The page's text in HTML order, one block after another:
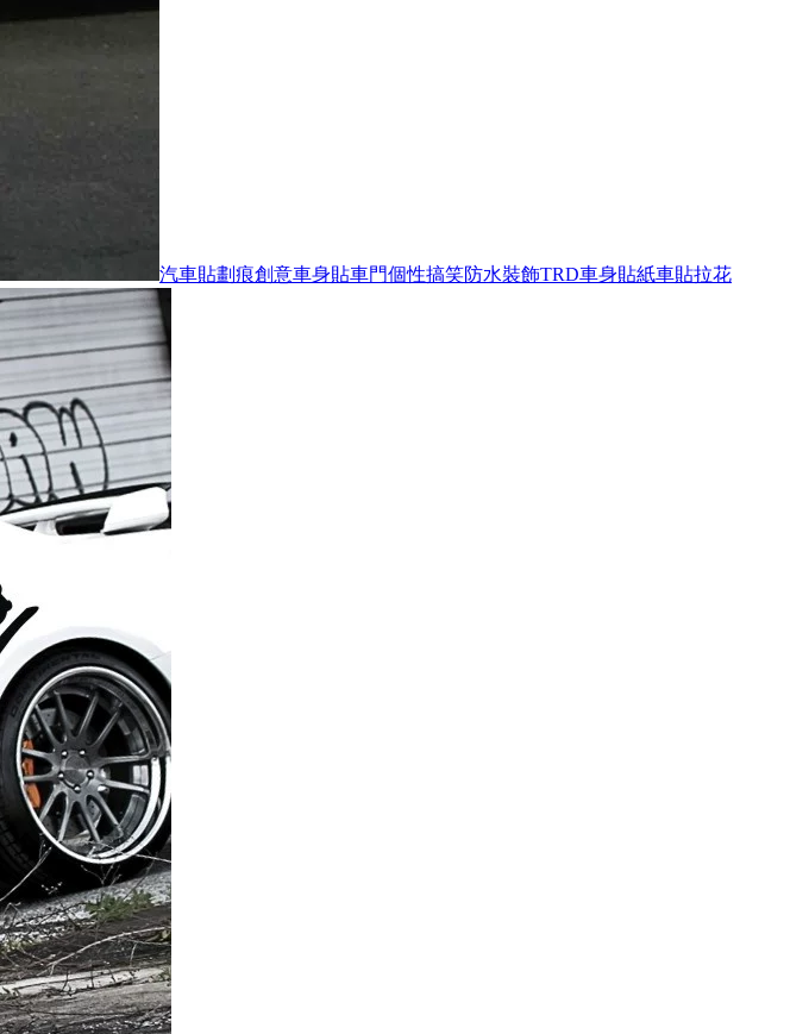
汽車貼劃痕創意車身貼車門個性搞笑防水裝飾TRD車身貼紙車貼拉花